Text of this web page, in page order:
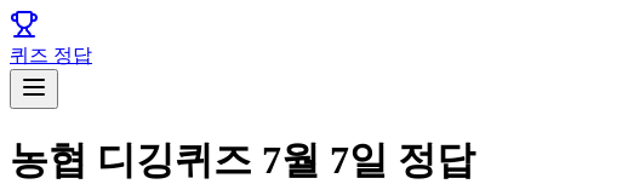
퀴즈 정답
농협 디깅퀴즈 7월 7일 정답